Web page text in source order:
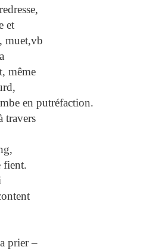
et
muet,vb
même
en putréfaction.
travers
fient.
prier –